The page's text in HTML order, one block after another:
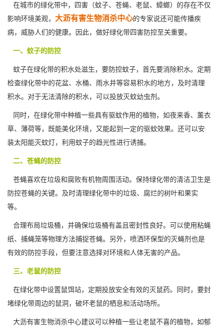
在城市的绿化带中，四害（蚊子、苍蝇、老鼠、蟑螂）的存在不仅
影响环境美观， 大沥有害生物消杀中心的专家说还可能传播疾
病，威胁人们的健康。因此，做好绿化带四害防控至关重要。
一、蚊子的防控
蚊子在绿化带的积水处滋生，要防控蚊子，首先要消除积水。定期
检查绿化带中的花盆、水桶、雨水井等容易积水的地方，及时清理
积水。对于无法清除的积水，可以投放灭蚊幼虫剂。
同时，在绿化带中种植一些具有驱蚊作用的植物，如夜来香、薰衣
草、薄荷等，既能美化环境，又能起到一定的驱蚊效果。还可以安
装太阳能灭蚊灯，利用蚊子的趋光性进行诱捕。
二、苍蝇的防控
苍蝇喜欢在垃圾和腐败有机物周围活动。保持绿化带的清洁卫生是
防控苍蝇的关键。及时清理绿化带中的垃圾、腐烂的树叶和果实
等。
合理布局垃圾桶，并确保垃圾桶有盖且密封性良好。可以使用粘蝇
纸、捕蝇笼等物理方法捕捉苍蝇。另外，喷洒环保型的灭蝇剂也是
有效的防控手段，但要注意选择对环境和人体无害的产品。
三、老鼠的防控
在绿化带中设置鼠饵站，定期投放安全有效的灭鼠药。同时，要封
堵绿化带周边的鼠洞，破坏老鼠的栖息和活动场所。
大沥有害生物消杀中心建议可以种植一些让老鼠不喜的植物，如郁